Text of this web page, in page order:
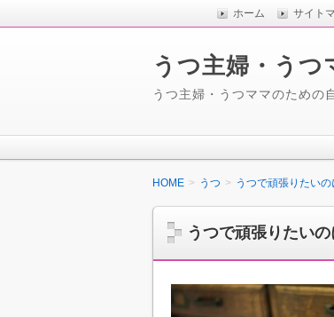
ホーム サイト
うつ主婦・うつ
うつ主婦・うつママのための
HOME うつ うつで頑張りたい
うつで頑張りたい